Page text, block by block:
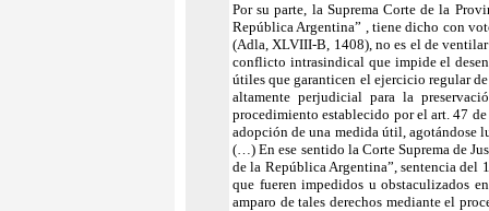
Por su parte, la Suprema Corte de la
República Argentina” , tiene dicho con
(Adla, XLVIII-B, 1408), no es el de
conflicto intrasindical que impide el
útiles que garanticen el ejercicio regular
altamente perjudicial para la
procedimiento establecido por el art. 47
adopción de una medida útil, agotándose
(…) En ese sentido la Corte Suprema de
de la República Argentina”, sentencia del
que fueren impedidos u obstaculizados
amparo de tales derechos mediante el